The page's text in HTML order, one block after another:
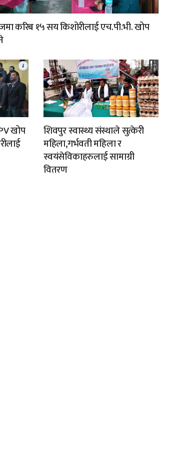
करिब १५ सय किशोरीलाई एच.पी.भी. खोप
खोप
शिवपुर स्वास्थ्य संस्थाले सुत्केरी
महिला,गर्भवती महिला र
स्वयंसेविकाहरुलाई सामाग्री
वितरण